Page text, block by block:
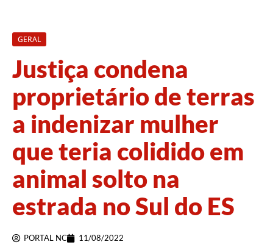
GERAL
Justiça condena
proprietário de terras
a indenizar mulher
que teria colidido em
animal solto na
estrada no Sul do ES
PORTAL NC 11/08/2022